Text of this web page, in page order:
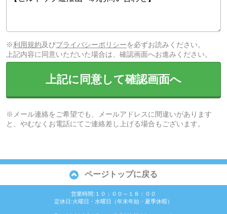
※利用規約及びプライバシーポリシーを必ずお読みください。
上記内容に同意いただいた場合は、確認画面へお進みください。
上記に同意して確認画面へ
※メール連絡をご希望でも、メールアドレスに間違いがあります
と、やむなくお電話にてご連絡差し上げる場合もございます。
ページトップに戻る
営業時間:１０：００～１８：００
定休日:火曜日・水曜日（年末年始・夏季休暇）